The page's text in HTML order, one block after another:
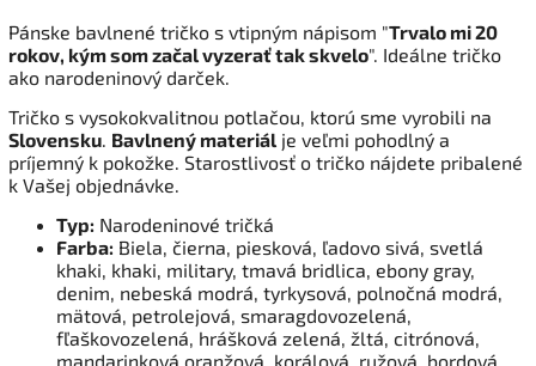
Pánske bavlnené tričko s vtipným nápisom "Trvalo mi 20
rokov, kým som začal vyzerať tak skvelo". Ideálne tričko
ako narodeninový darček.
Tričko s vysokokvalitnou potlačou, ktorú sme vyrobili na
Slovensku. Bavlnený materiál je veľmi pohodlný a
príjemný k pokožke. Starostlivosť o tričko nájdete pribalené
k Vašej objednávke.
Typ: Narodeninové tričká
Farba: Biela, čierna, piesková, ľadovo sivá, svetlá
khaki, khaki, military, tmavá bridlica, ebony gray,
denim, nebeská modrá, tyrkysová, polnočná modrá,
mätová, petrolejová, smaragdovozelená,
fľaškovozelená, hrášková zelená, žltá, citrónová,
mandarinková oranžová, korálová, ružová, bordová,